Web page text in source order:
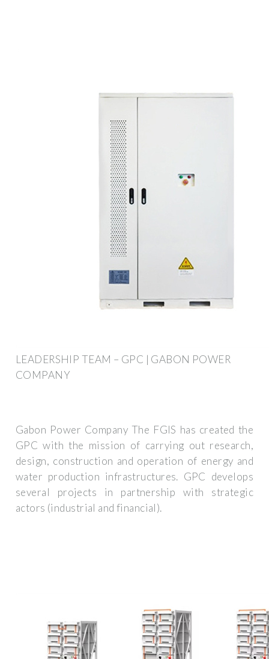
LEADERSHIP TEAM – GPC | GABON POWER
COMPANY
Gabon Power Company The FGIS has created the
GPC with the mission of carrying out research,
design, construction and operation of energy and
water production infrastructures. GPC develops
several projects in partnership with strategic
actors (industrial and financial).